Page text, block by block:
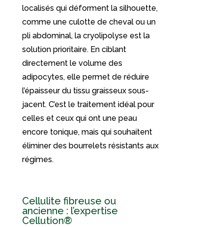
localisés qui déforment la silhouette,
comme une culotte de cheval ou un
pli abdominal, la cryolipolyse est la
solution prioritaire. En ciblant
directement le volume des
adipocytes, elle permet de réduire
l’épaisseur du tissu graisseux sous-
jacent. C’est le traitement idéal pour
celles et ceux qui ont une peau
encore tonique, mais qui souhaitent
éliminer des bourrelets résistants aux
régimes.
Cellulite fibreuse ou
ancienne : l’expertise
Cellution®